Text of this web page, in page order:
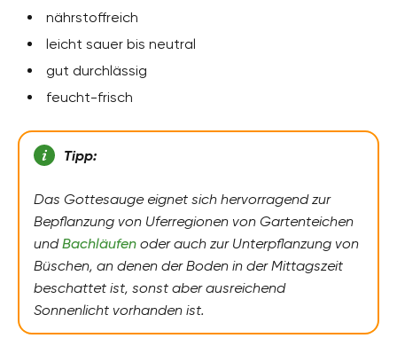
nährstoffreich
leicht sauer bis neutral
gut durchlässig
feucht-frisch
Tipp:
Das Gottesauge eignet sich hervorragend zur
Bepflanzung von Uferregionen von Gartenteichen
undBachläufen oder auch zur Unterpflanzung von
Büschen, an denen der Boden in der Mittagszeit
beschattet ist, sonst aber ausreichend
Sonnenlicht vorhanden ist.